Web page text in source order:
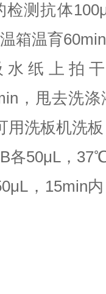
检测抗体
箱温育
纸上拍
，甩去洗
用洗板机洗
各50μL，
，15min